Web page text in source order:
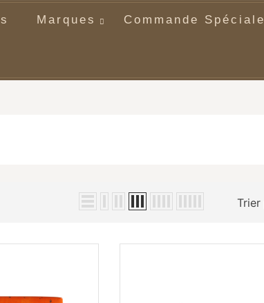
Marques Commande Spéciale
Trier